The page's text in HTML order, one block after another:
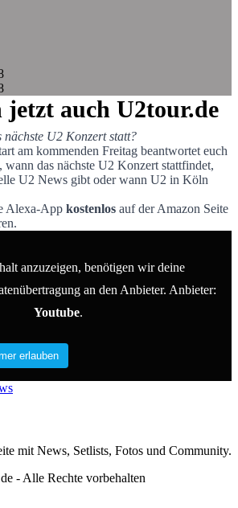
auch U2tour.de
auch U2tour.de
nächste U2 Konzert statt?
am kommenden Freitag beantwortet euch
wann das nächste U2 Konzert stattfindet,
U2 News gibt oder wann U2 in Köln
Alexa-App kostenlos auf der Amazon Seite
anzuzeigen, benötigen wir deine
an den Anbieter. Anbieter:
Youtube.
erlauben
mit News, Setlists, Fotos und Community.
- Alle Rechte vorbehalten